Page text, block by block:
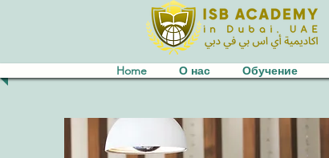
Home О нас Обучение